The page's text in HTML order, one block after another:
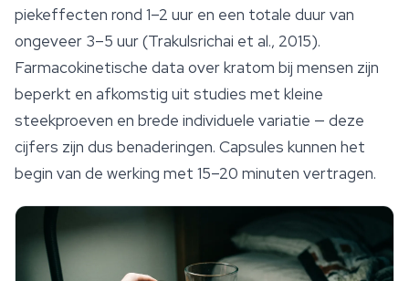
piekeffecten rond 1–2 uur en een totale duur van
ongeveer 3–5 uur (Trakulsrichai et al., 2015).
Farmacokinetische data over kratom bij mensen zijn
beperkt en afkomstig uit studies met kleine
steekproeven en brede individuele variatie — deze
cijfers zijn dus benaderingen. Capsules kunnen het
begin van de werking met 15–20 minuten vertragen.